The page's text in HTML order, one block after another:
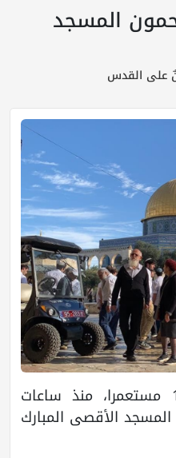
المسجد
على القدس
اقتحم 144 مستعمرا، منذ ساعات
المسجد الأقصى المبارك